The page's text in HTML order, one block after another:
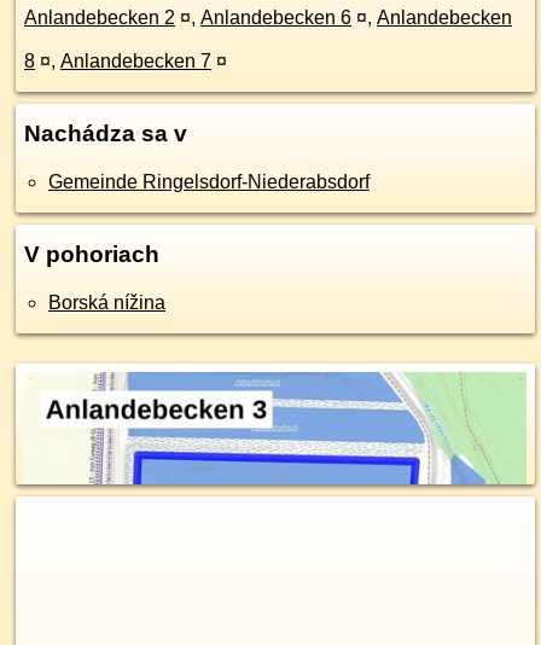
Anlandebecken 2 ¤, Anlandebecken 6 ¤, Anlandebecken
8 ¤, Anlandebecken 7 ¤
Nachádza sa v
Gemeinde Ringelsdorf-Niederabsdorf
V pohoriach
Borská nížina